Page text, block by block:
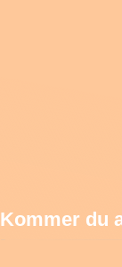
Kommer du